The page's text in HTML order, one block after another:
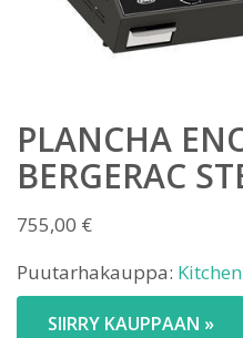
PLANCHA
BERGERAC
755,00 €
Puutarhakauppa:
SIIRRY KAUPPAAN »